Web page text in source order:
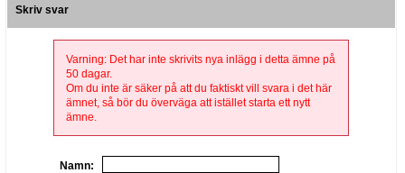
Skriv svar
Varning: Det har inte skrivits nya inlägg i detta ämne på
50 dagar.
Om du inte är säker på att du faktiskt vill svara i det här
ämnet, så bör du överväga att istället starta ett nytt
ämne.
Namn: